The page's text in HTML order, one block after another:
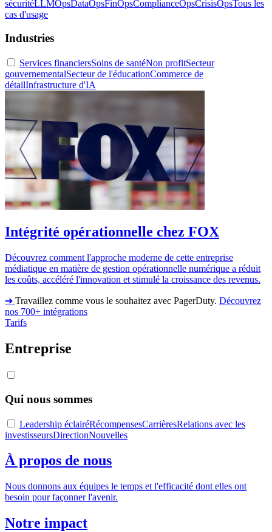
sécuritéLLMOpsDataOpsFinOpsComplianceOpsCrisisOpsTous les
cas d'usage
Industries
Services financiersSoins de santéNon profitSecteur
gouvernementalSecteur de l'éducationCommerce de
détailInfrastructure d'IA
Intégrité opérationnelle chez FOX
Découvrez comment l'approche moderne de cette entreprise
médiatique en matière de gestion opérationnelle numérique a réduit
les coûts, accéléré l'innovation et stimulé la croissance des revenus.
➔ Travaillez comme vous le souhaitez avec PagerDuty. Découvrez
nos 700+ intégrations
Tarifs
Entreprise
Qui nous sommes
Leadership éclairéRécompensesCarrièresRelations avec les
investisseursDirectionNouvelles
À propos de nous
Nous donnons aux équipes le temps et l'efficacité dont elles ont
besoin pour façonner l'avenir.
Notre impact